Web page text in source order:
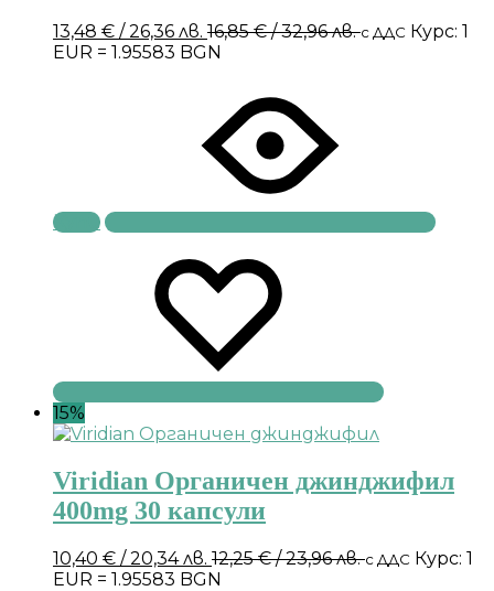
13,48 € / 26,36 лв. 16,85€/ 32,96 лв.с ДДС Курс: 1
EUR = 1.95583 BGN
Купи
15%
Viridian Органичен джинджифил
400mg 30 капсули
10,40 € / 20,34 лв. 12,25€/ 23,96 лв.с ДДС Курс: 1
EUR = 1.95583 BGN